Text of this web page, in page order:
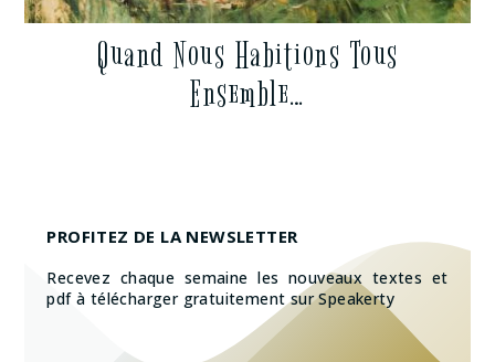
Quand Nous Habitions Tous
Ensemble…
PROFITEZ DE LA NEWSLETTER
Recevez chaque semaine les nouveaux textes et
pdf à télécharger gratuitement sur Speakerty